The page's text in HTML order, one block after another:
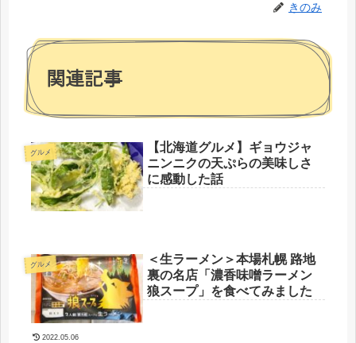
きのみ
関連記事
グルメ
【北海道グルメ】ギョウジャ
ニンニクの天ぷらの美味しさ
に感動した話
グルメ
＜生ラーメン＞本場札幌 路地
裏の名店「濃香味噌ラーメン
狼スープ」を食べてみました
2022.05.06